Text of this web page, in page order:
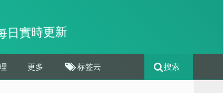
日實時更新
更多 标签云 搜索